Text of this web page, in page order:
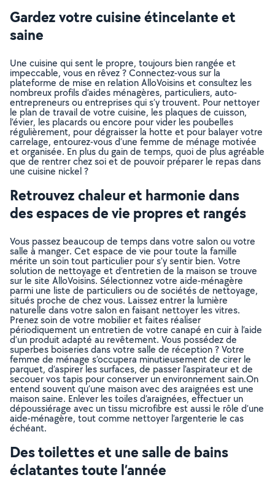
Gardez votre cuisine étincelante et
saine
Une cuisine qui sent le propre, toujours bien rangée et
impeccable, vous en rêvez ? Connectez-vous sur la
plateforme de mise en relation AlloVoisins et consultez les
nombreux profils d’aides ménagères, particuliers, auto-
entrepreneurs ou entreprises qui s’y trouvent. Pour nettoyer
le plan de travail de votre cuisine, les plaques de cuisson,
l’évier, les placards ou encore pour vider les poubelles
régulièrement, pour dégraisser la hotte et pour balayer votre
carrelage, entourez-vous d’une femme de ménage motivée
et organisée. En plus du gain de temps, quoi de plus agréable
que de rentrer chez soi et de pouvoir préparer le repas dans
une cuisine nickel ?
Retrouvez chaleur et harmonie dans
des espaces de vie propres et rangés
Vous passez beaucoup de temps dans votre salon ou votre
salle à manger. Cet espace de vie pour toute la famille
mérite un soin tout particulier pour s’y sentir bien. Votre
solution de nettoyage et d’entretien de la maison se trouve
sur le site AlloVoisins. Sélectionnez votre aide-ménagère
parmi une liste de particuliers ou de sociétés de nettoyage,
situés proche de chez vous. Laissez entrer la lumière
naturelle dans votre salon en faisant nettoyer les vitres.
Prenez soin de votre mobilier et faites réaliser
périodiquement un entretien de votre canapé en cuir à l’aide
d’un produit adapté au revêtement. Vous possédez de
superbes boiseries dans votre salle de réception ? Votre
femme de ménage s’occupera minutieusement de cirer le
parquet, d’aspirer les surfaces, de passer l’aspirateur et de
secouer vos tapis pour conserver un environnement sain.On
entend souvent qu’une maison avec des araignées est une
maison saine. Enlever les toiles d’araignées, effectuer un
dépoussiérage avec un tissu microfibre est aussi le rôle d’une
aide-ménagère, tout comme nettoyer l’argenterie le cas
échéant.
Des toilettes et une salle de bains
éclatantes toute l’année